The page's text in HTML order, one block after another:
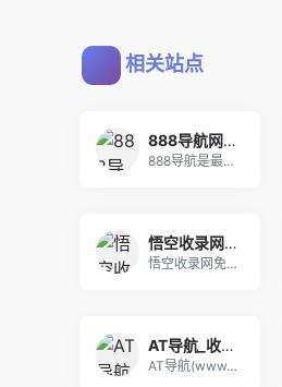
相关站点
888导航网-网站收录-网址收录-网址导航-收录网站-自助广告系统
888导航是最新的网址导航程序，自动秒收录，自动
悟空收录网 - 网址导航大全 | 网站免费收录 | 软文外链发布平台
悟空收录网免费提供网站目录提交、收集正规的优秀网
AT导航_收录网_免费收录网站_自动收录网_秒收录
AT导航(www.atdh.cn)为您提供免费网